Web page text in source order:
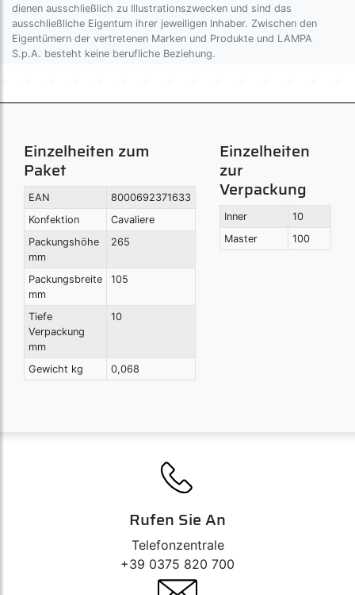
dienen ausschließlich zu Illustrationszwecken und sind das
ausschließliche Eigentum ihrer jeweiligen Inhaber. Zwischen den
Eigentümern der vertretenen Marken und Produkte und LAMPA
S.p.A. besteht keine berufliche Beziehung.
Einzelheiten zum
Paket
EAN
8000692371633
Konfektion
Cavaliere
Packungshöhe
mm
265
Packungsbreite
mm
105
Tiefe
Verpackung
mm
10
Gewicht kg 0,068
Einzelheiten
zur
Verpackung
Inner
10
Master
100
Rufen Sie An
Telefonzentrale
+39 0375 820 700